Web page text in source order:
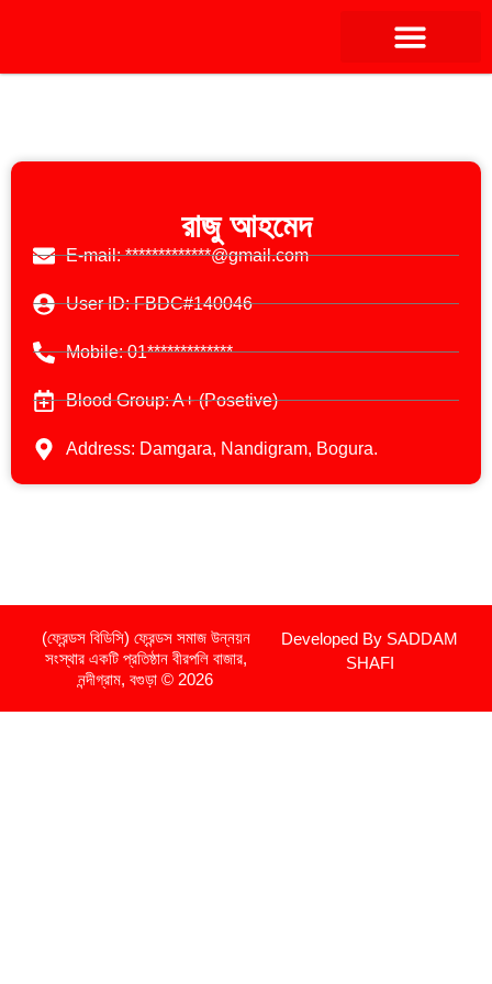
রাজু আহমেদ
E-mail: *************@gmail.com
User ID: FBDC#140046
Mobile: 01*************
Blood Group: A+ (Posetive)
Address: Damgara, Nandigram, Bogura.
(ফ্রেন্ডস বিডিসি) ফ্রেন্ডস সমাজ উন্নয়ন
সংস্থার একটি প্রতিষ্ঠান বীরপলি বাজার,
নন্দীগ্রাম, বগুড়া © 2026
Developed By SADDAM
SHAFI